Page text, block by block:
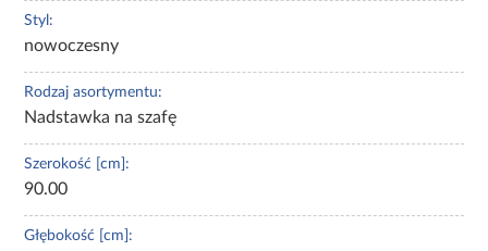
Styl:
nowoczesny
Rodzaj asortymentu:
Nadstawka na szafę
Szerokość [cm]:
90.00
Głębokość [cm]: